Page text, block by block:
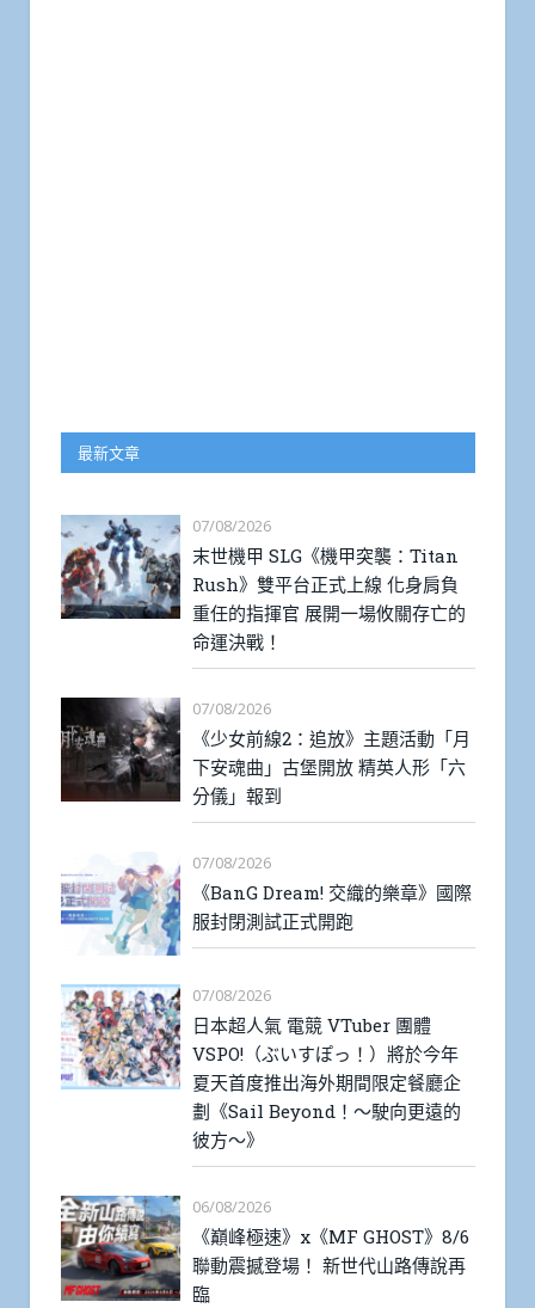
最新文章
07/08/2026
末世機甲 SLG《機甲突襲：Titan
Rush》雙平台正式上線 化身肩負
重任的指揮官 展開一場攸關存亡的
命運決戰！
07/08/2026
《少女前線2：追放》主題活動「月
下安魂曲」古堡開放 精英人形「六
分儀」報到
07/08/2026
《BanG Dream! 交織的樂章》國際
服封閉測試正式開跑
07/08/2026
日本超人氣 電競 VTuber 團體
VSPO!（ぶいすぽっ！）將於今年
夏天首度推出海外期間限定餐廳企
劃《Sail Beyond！～駛向更遠的
彼方～》
06/08/2026
《巔峰極速》x《MF GHOST》8/6
聯動震撼登場！ 新世代山路傳說再
臨